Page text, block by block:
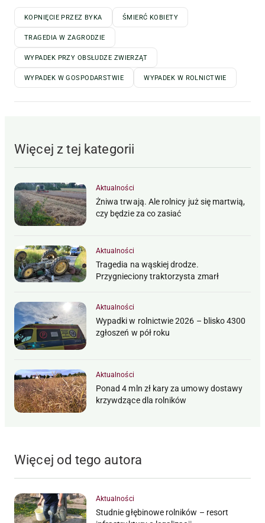
KOPNIĘCIE PRZEZ BYKA ŚMIERĆ KOBIETY
TRAGEDIA W ZAGRODZIE
WYPADEK PRZY OBSŁUDZE ZWIERZĄT
WYPADEK W GOSPODARSTWIE WYPADEK W ROLNICTWIE
Więcej z tej kategorii
Aktualności
Żniwa trwają. Ale rolnicy już się martwią,
czy będzie za co zasiać
Aktualności
Tragedia na wąskiej drodze.
Przygnieciony traktorzysta zmarł
Aktualności
Wypadki w rolnictwie 2026 – blisko 4300
zgłoszeń w pół roku
Aktualności
Ponad 4 mln zł kary za umowy dostawy
krzywdzące dla rolników
Więcej od tego autora
Aktualności
Studnie głębinowe rolników – resort